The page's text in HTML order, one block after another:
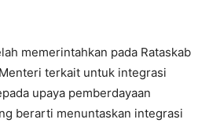
memerintahkan pada Rataskab
terkait untuk integrasi
upaya pemberdayaan
berarti menuntaskan integrasi